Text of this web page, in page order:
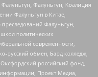
Фалуньгун, Коалиция
Фалуньгун в Китае,
Фалуньгун,
политических
современности,
русский обмен, Бард колледж,
российский фонд,
Проект Медиа,